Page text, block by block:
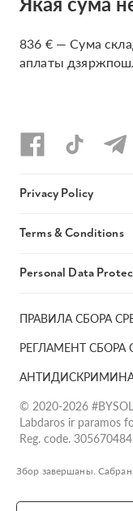
836 € — Сума
аплаты
Збор завершаны.
ПРАВИЛА СБОРА
РЕГЛАМЕНТ
© 2020-2026 #BYSOL
Labdaros ir paramos
Reg. code.
g.17-1, LT-13253
SWIFT kodas
Privacy Policy
Terms & Conditions
Personal Data